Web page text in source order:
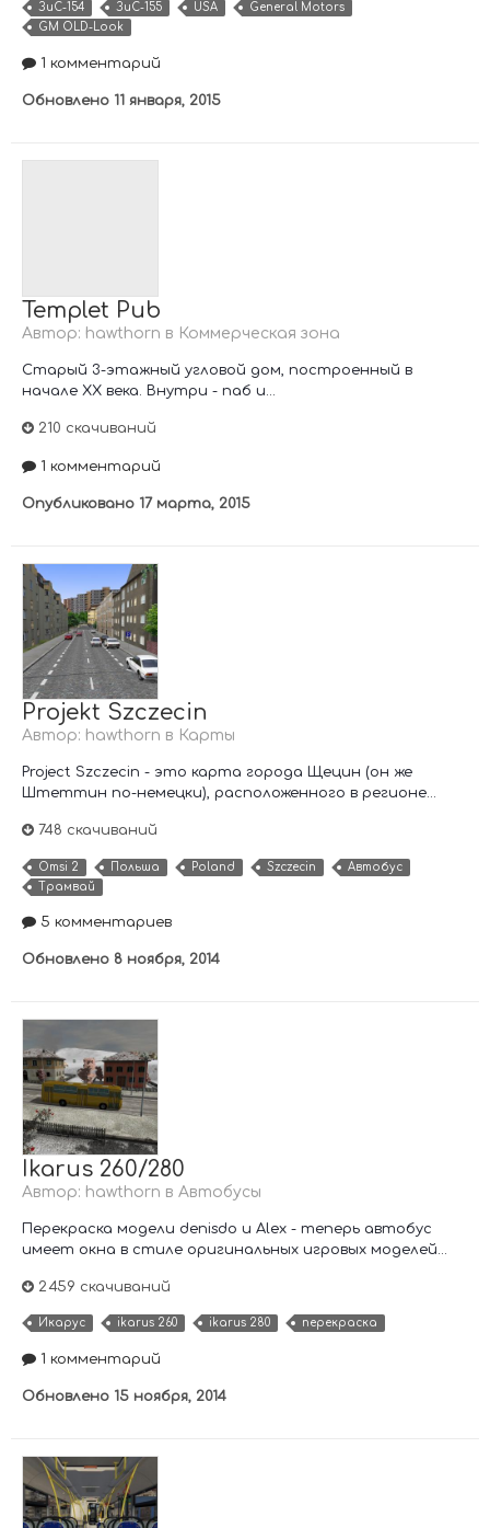
ЗиС-154 ЗиС-155 USA
General Motors
GM OLD-Look
1 комментарий
Обновлено 11 января, 2015
Templet Pub
Автор: hawthorn в Коммерческая зона
Старый 3-этажный угловой дом, построенный в
начале XX века. Внутри - паб и...
210 скачиваний
1 комментарий
Опубликовано 17 марта, 2015
Projekt Szczecin
Автор: hawthorn в Карты
Project Szczecin - это карта города Щецин (он же
Штеттин по-немецки), расположенного в регионе...
748 скачиваний
Omsi 2 Польша Poland Szczecin
Автобус
Трамвай
5 комментариев
Обновлено 8 ноября, 2014
Ikarus 260/280
Автор: hawthorn в Автобусы
Перекраска модели denisdo и Alex - теперь автобус
имеет окна в стиле оригинальных игровых моделей...
2 459 скачиваний
Икарус ikarus 260 ikarus 280 перекраска
1 комментарий
Обновлено 15 ноября, 2014